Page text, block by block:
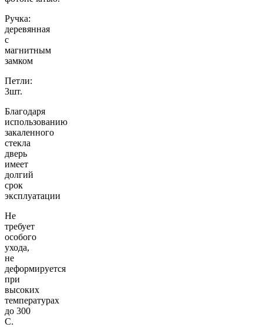
Ручка:
деревянная
с
магнитным
замком
Петли:
3шт.
Благодаря
использованию
закаленного
стекла
дверь
имеет
долгий
срок
эксплуатации
Не
требует
особого
ухода,
не
деформируется
при
высоких
температурах
до 300
С.